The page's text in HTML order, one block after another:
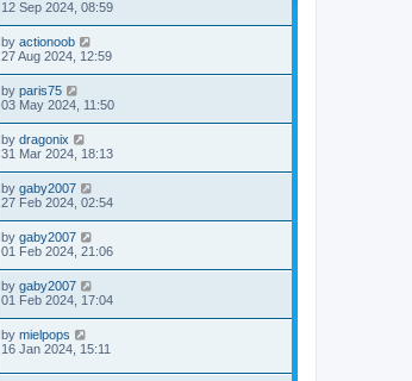
12 Sep 2024, 08:59
by actionoob
27 Aug 2024, 12:59
by paris75
03 May 2024, 11:50
by dragonix
31 Mar 2024, 18:13
by gaby2007
27 Feb 2024, 02:54
by gaby2007
01 Feb 2024, 21:06
by gaby2007
01 Feb 2024, 17:04
by mielpops
16 Jan 2024, 15:11